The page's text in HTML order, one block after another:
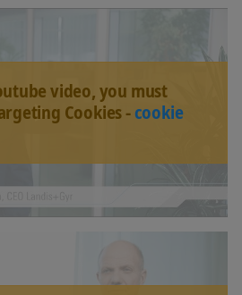
video, you must
Cookies -cookie